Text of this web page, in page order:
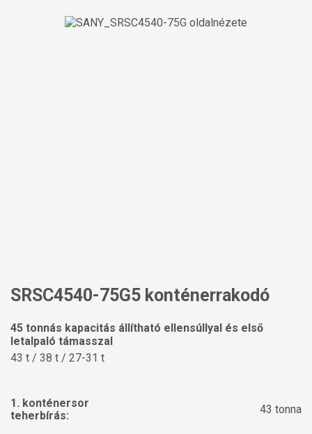
SRSC4540-75G5 konténerrakodó
45 tonnás kapacitás állítható ellensúllyal és első
letalpaló támasszal
43 t / 38 t / 27-31 t
1. konténersor
teherbírás:
43 tonna